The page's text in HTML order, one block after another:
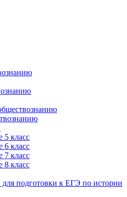
5 класс
6 класс
7 класс
8 класс
подготовки к ЕГЭ по истории